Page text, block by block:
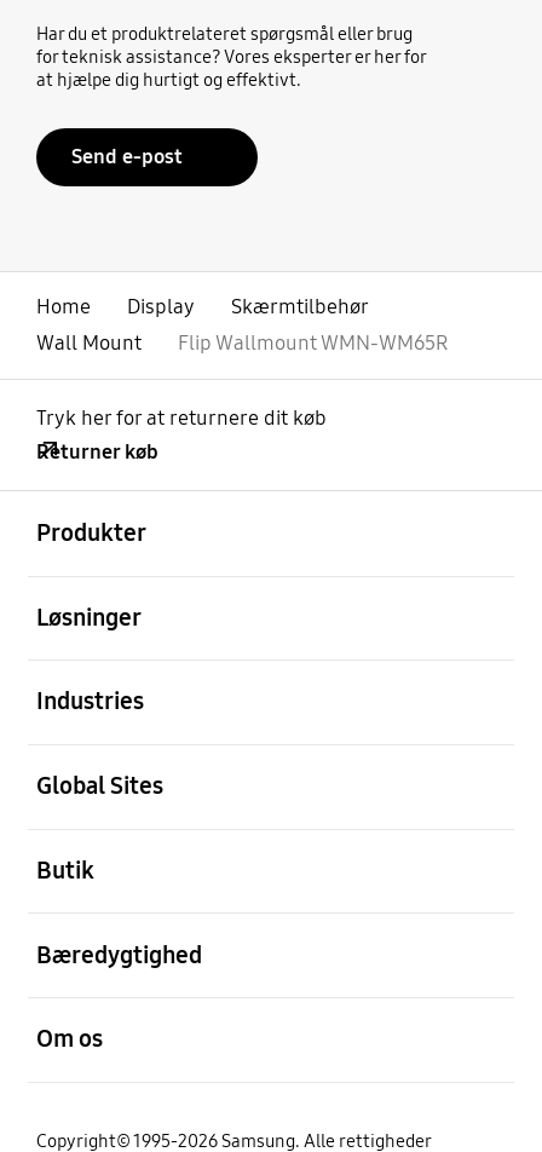
Har du et produktrelateret spørgsmål eller brug
for teknisk assistance? Vores eksperter er her for
at hjælpe dig hurtigt og effektivt.
Send e-post
Home Display
Skærmtilbehør
Wall Mount
Flip Wallmount WMN-WM65R
Tryk her for at returnere dit køb
Returner køb
Produkter
Løsninger
Industries
Global Sites
Butik
Bæredygtighed
Om os
Copyright© 1995-2026 Samsung. Alle rettigheder